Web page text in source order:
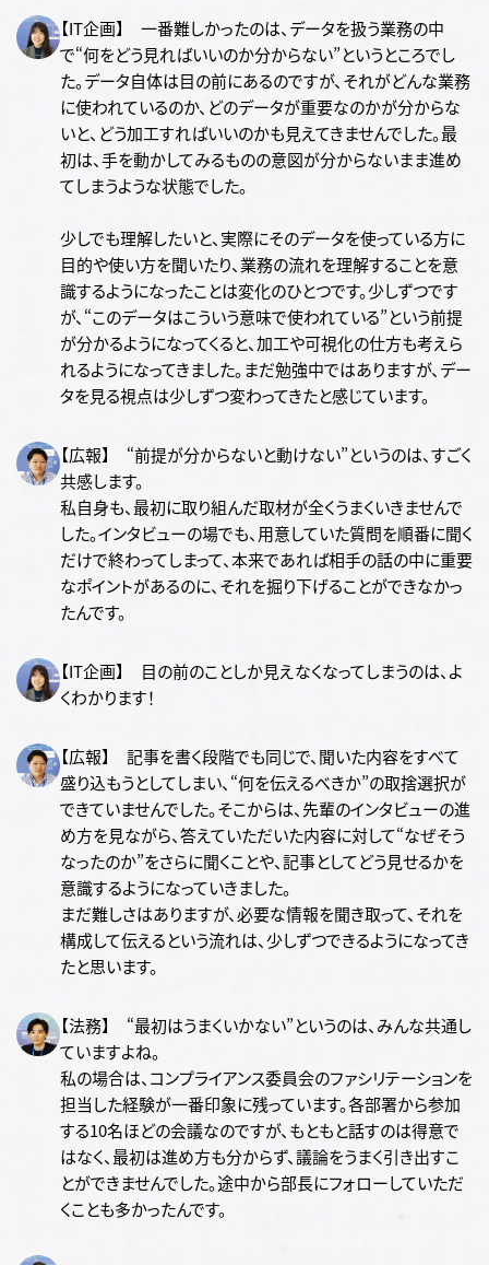
【IT企画】 一番難しかったのは、データを扱う業務の中
で“何をどう見ればいいのか分からない”というところでし
た。データ自体は目の前にあるのですが、それがどんな業務
に使われているのか、どのデータが重要なのかが分からな
いと、どう加工すればいいのかも見えてきませんでした。最
初は、手を動かしてみるものの意図が分からないまま進め
てしまうような状態でした。
少しでも理解したいと、実際にそのデータを使っている方に
目的や使い方を聞いたり、業務の流れを理解することを意
識するようになったことは変化のひとつです。少しずつです
が、“このデータはこういう意味で使われている”という前提
が分かるようになってくると、加工や可視化の仕方も考えら
れるようになってきました。まだ勉強中ではありますが、デー
タを見る視点は少しずつ変わってきたと感じています。
【広報】 “前提が分からないと動けない”というのは、すごく
共感します。
私自身も、最初に取り組んだ取材が全くうまくいきませんで
した。インタビューの場でも、用意していた質問を順番に聞く
だけで終わってしまって、本来であれば相手の話の中に重要
なポイントがあるのに、それを掘り下げることができなかっ
たんです。
【IT企画】 目の前のことしか見えなくなってしまうのは、よ
くわかります！
【広報】 記事を書く段階でも同じで、聞いた内容をすべて
盛り込もうとしてしまい、“何を伝えるべきか”の取捨選択が
できていませんでした。そこからは、先輩のインタビューの進
め方を見ながら、答えていただいた内容に対して“なぜそう
なったのか”をさらに聞くことや、記事としてどう見せるかを
意識するようになっていきました。
まだ難しさはありますが、必要な情報を聞き取って、それを
構成して伝えるという流れは、少しずつできるようになってき
たと思います。
【法務】 “最初はうまくいかない”というのは、みんな共通し
ていますよね。
私の場合は、コンプライアンス委員会のファシリテーションを
担当した経験が一番印象に残っています。各部署から参加
する10名ほどの会議なのですが、もともと話すのは得意で
はなく、最初は進め方も分からず、議論をうまく引き出すこ
とができませんでした。途中から部長にフォローしていただ
くことも多かったんです。